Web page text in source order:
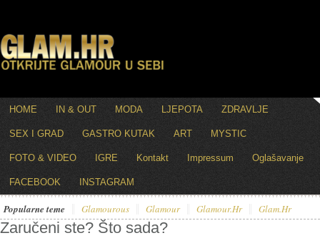
HOME IN & OUT MODA LJEPOTA ZDRAVLJE
SEX I GRAD GASTRO KUTAK ART MYSTIC
FOTO & VIDEO IGRE Kontakt Impressum Oglašavanje
FACEBOOK INSTAGRAM
Popularne teme Glamourous Glamour Glamour.hr Glam.hr
Zaručeni ste? Što sada?